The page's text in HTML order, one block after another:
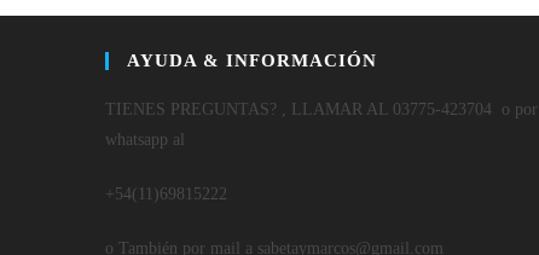
AYUDA & INFORMACIÓN
TIENES PREGUNTAS? , LLAMAR AL 03775-423704 o por
whatsapp al
+54(11)69815222
o También por mail a sabetaymarcos@gmail.com